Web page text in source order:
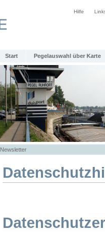
Hilfe
Start Pegelauswahl über Karte
Newsletter